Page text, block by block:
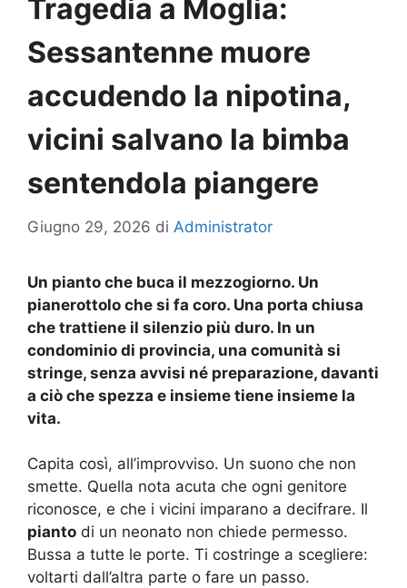
Tragedia a Moglia:
Sessantenne muore
accudendo la nipotina,
vicini salvano la bimba
sentendola piangere
Giugno 29, 2026 di Administrator
Un pianto che buca il mezzogiorno. Un
pianerottolo che si fa coro. Una porta chiusa
che trattiene il silenzio più duro. In un
condominio di provincia, una comunità si
stringe, senza avvisi né preparazione, davanti
a ciò che spezza e insieme tiene insieme la
vita.
Capita così, all’improvviso. Un suono che non
smette. Quella nota acuta che ogni genitore
riconosce, e che i vicini imparano a decifrare. Il
pianto di un neonato non chiede permesso.
Bussa a tutte le porte. Ti costringe a scegliere:
voltarti dall’altra parte o fare un passo.